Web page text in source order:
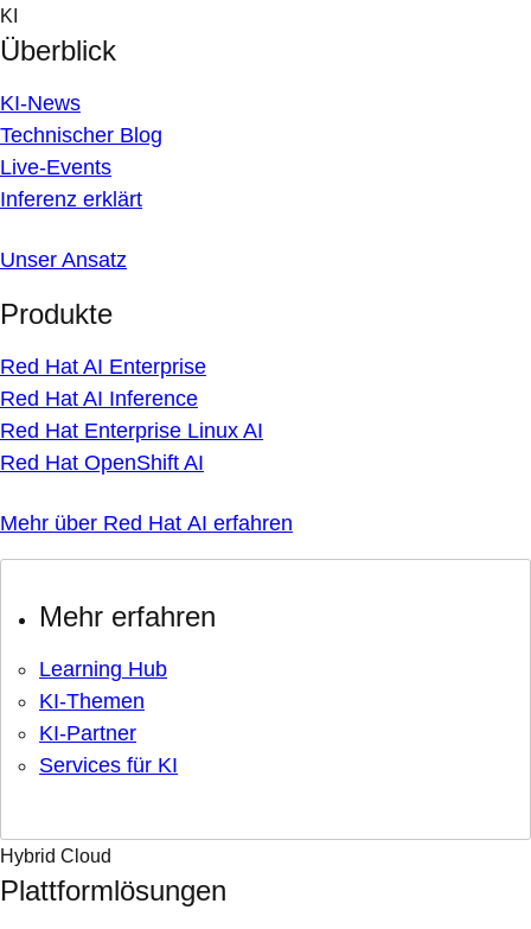
Skip
to
content
KI
Überblick
KI-News
Technischer Blog
Live-Events
Inferenz erklärt
Unser Ansatz
Produkte
Red Hat AI Enterprise
Red Hat AI Inference
Red Hat Enterprise Linux AI
Red Hat OpenShift AI
Mehr über Red Hat AI erfahren
Mehr erfahren
Learning Hub
KI-Themen
KI-Partner
Services für KI
Hybrid Cloud
Plattformlösungen